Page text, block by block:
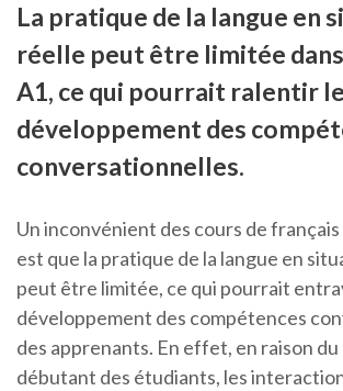
La pratique de la langue en
réelle peut être limitée
A1, ce qui pourrait ralentir le
développement des
conversationnelles.
Un inconvénient des cours de
est que la pratique de la langue en
peut être limitée, ce qui pourrait
développement des compétences
des apprenants. En effet, en raison du
débutant des étudiants, les